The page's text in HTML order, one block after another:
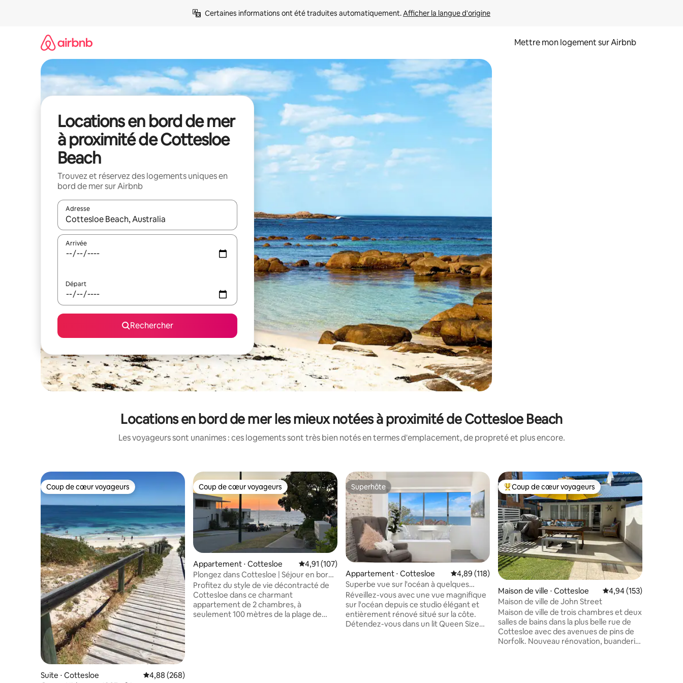
Certaines informations ont été traduites automatiquement. Afficher la langue d'origine
Mettre mon logement sur Airbnb
Locations en bord de mer
à proximité de Cottesloe
Beach
Trouvez et réservez des logements uniques en
bord de mer sur Airbnb
Adresse
Lorsque les résultats s'affichent, utilisez les flèches vers le haut et vers le bas pour les parcourir ou en appuyant et en faisant glisser.
Arrivée
Départ
Rechercher
Locations en bord de mer les mieux notées à proximité de Cottesloe Beach
Les voyageurs sont unanimes : ces logements sont très bien notés en termes d'emplacement, de propreté et plus encore.
Coup de cœur voyageurs
Coup de cœur voyageurs
Suite ⋅ Cottesloe Évaluation moyenne sur la base de 268 commentaires : 4,88 sur 5
4,88 (268)
Coup de cœur voyageurs
Coup de cœur voyageurs
Appartement ⋅ Cottesloe Évaluation moyenne sur la base de 107 commentaires : 4,91 sur 5
4,91 (107)
Plongez dans Cottesloe | Séjour en bord
de mer
Profitez du style de vie décontracté de
Cottesloe dans ce charmant
appartement de 2 chambres, à
seulement 100 mètres de la plage de
Superhôte
Superhôte
Appartement ⋅ Cottesloe Évaluation moyenne sur la base de 118 commentaires : 4,89 sur 5
4,89 (118)
Superbe vue sur l'océan à quelques
secondes de la plage
Réveillez-vous avec une vue magnifique
sur l'océan depuis ce studio élégant et
entièrement rénové situé sur la côte.
Détendez-vous dans un lit Queen Size
Coups de cœur voyageurs les plus appréciés
Coup de cœur voyageurs
Maison de ville ⋅ Cottesloe Évaluation moyenne
4,94 (153)
Maison de ville de John Street
Maison de ville de trois chambres et deux
salles de bains dans la plus belle rue de
Cottesloe avec des avenues de pins de
Norfolk. Nouveau rénovation, buanderie,